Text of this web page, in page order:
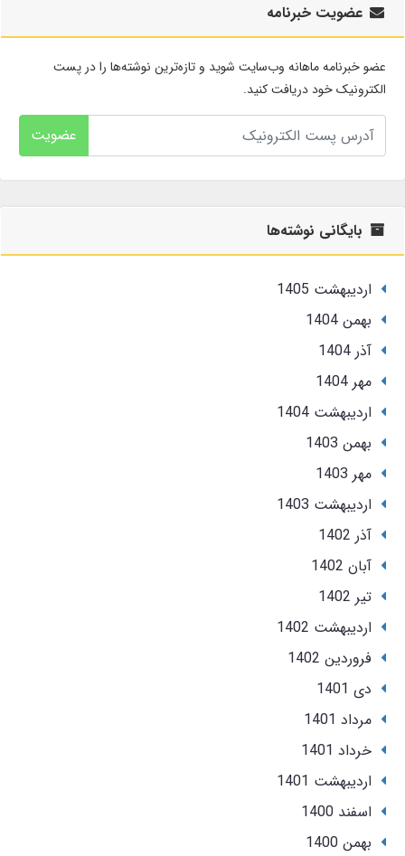
عضویت خبرنامه
عضو خبرنامه ماهانه وب‌سایت شوید و تازه‌ترین نوشته‌ها را در پست
الکترونیک خود دریافت کنید.
عضویت
بایگانی نوشته‌ها
ارديبهشت 1405
بهمن 1404
آذر 1404
مهر 1404
ارديبهشت 1404
بهمن 1403
مهر 1403
ارديبهشت 1403
آذر 1402
آبان 1402
تير 1402
ارديبهشت 1402
فروردین 1402
دی 1401
مرداد 1401
خرداد 1401
ارديبهشت 1401
اسفند 1400
بهمن 1400